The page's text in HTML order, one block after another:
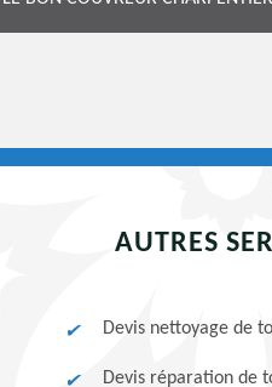
AUTRES
Devis nettoyage de
Devis réparation de